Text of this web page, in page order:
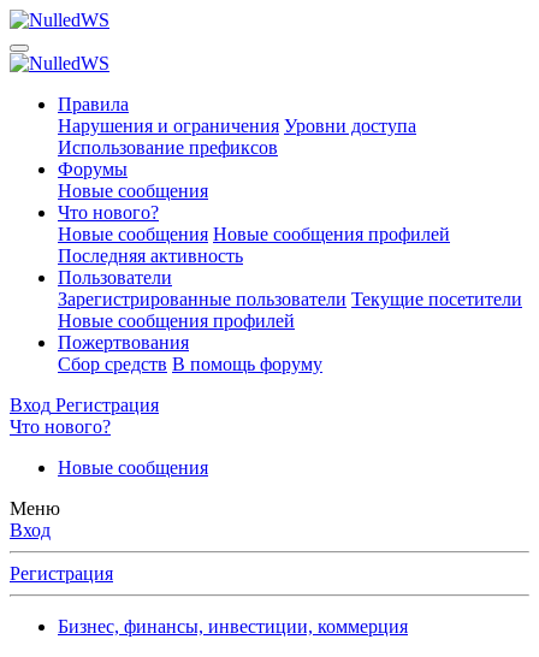
Правила
Нарушения и ограничения Уровни доступа
Использование префиксов
Форумы
Новые сообщения
Что нового?
Новые сообщения Новые сообщения профилей
Последняя активность
Пользователи
Зарегистрированные пользователи Текущие посетители
Новые сообщения профилей
Пожертвования
Сбор средств В помощь форуму
Вход Регистрация
Что нового?
Новые сообщения
Меню
Вход
Регистрация
Бизнес, финансы, инвестиции, коммерция